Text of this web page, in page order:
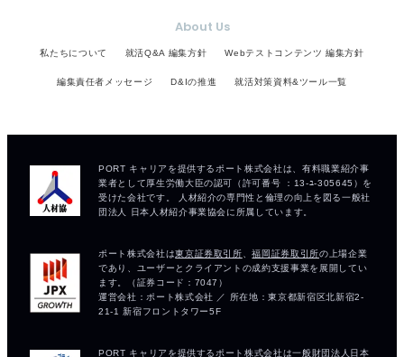
About Us
私たちについて 就活Q&A 編集方針 Webテストコンテンツ 編集方針
編集責任者メッセージ D&Iの推進 就活対策資料&ツール一覧